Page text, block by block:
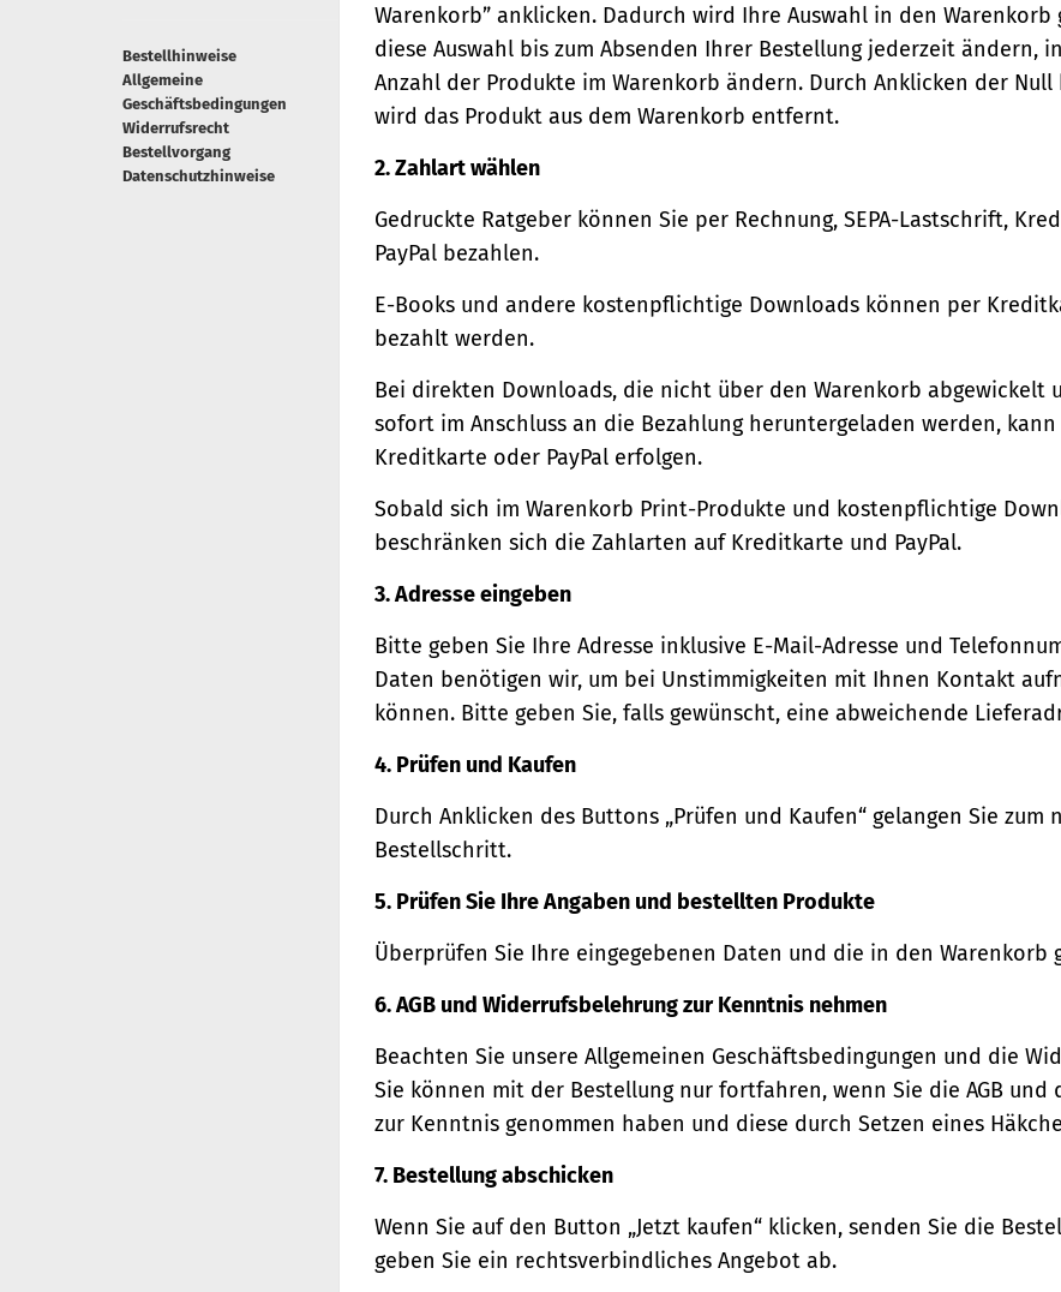
Bestellhinweise
Allgemeine
Geschäftsbedingungen
Widerrufsrecht
Bestellvorgang
Datenschutzhinweise
Warenkorb” anklicken. Dadurch wird Ihre Auswahl in den Warenkorb
diese Auswahl bis zum Absenden Ihrer Bestellung jederzeit ändern,
Anzahl der Produkte im Warenkorb ändern. Durch Anklicken der Null
wird das Produkt aus dem Warenkorb entfernt.
2. Zahlart wählen
Gedruckte Ratgeber können Sie per Rechnung, SEPA-Lastschrift,
PayPal bezahlen.
E-Books und andere kostenpflichtige Downloads können per
bezahlt werden.
Bei direkten Downloads, die nicht über den Warenkorb abgewickelt
sofort im Anschluss an die Bezahlung heruntergeladen werden,
Kreditkarte oder PayPal erfolgen.
Sobald sich im Warenkorb Print-Produkte und kostenpflichtige
beschränken sich die Zahlarten auf Kreditkarte und PayPal.
3. Adresse eingeben
Bitte geben Sie Ihre Adresse inklusive E-Mail-Adresse und
Daten benötigen wir, um bei Unstimmigkeiten mit Ihnen Kontakt
können. Bitte geben Sie, falls gewünscht, eine abweichende
4. Prüfen und Kaufen
Durch Anklicken des Buttons „Prüfen und Kaufen“ gelangen Sie zum
Bestellschritt.
5. Prüfen Sie Ihre Angaben und bestellten Produkte
Überprüfen Sie Ihre eingegebenen Daten und die in den Warenkorb
6. AGB und Widerrufsbelehrung zur Kenntnis nehmen
Beachten Sie unsere Allgemeinen Geschäftsbedingungen und die
Sie können mit der Bestellung nur fortfahren, wenn Sie die AGB und
zur Kenntnis genommen haben und diese durch Setzen eines
7. Bestellung abschicken
Wenn Sie auf den Button „Jetzt kaufen“ klicken, senden Sie die
geben Sie ein rechtsverbindliches Angebot ab.